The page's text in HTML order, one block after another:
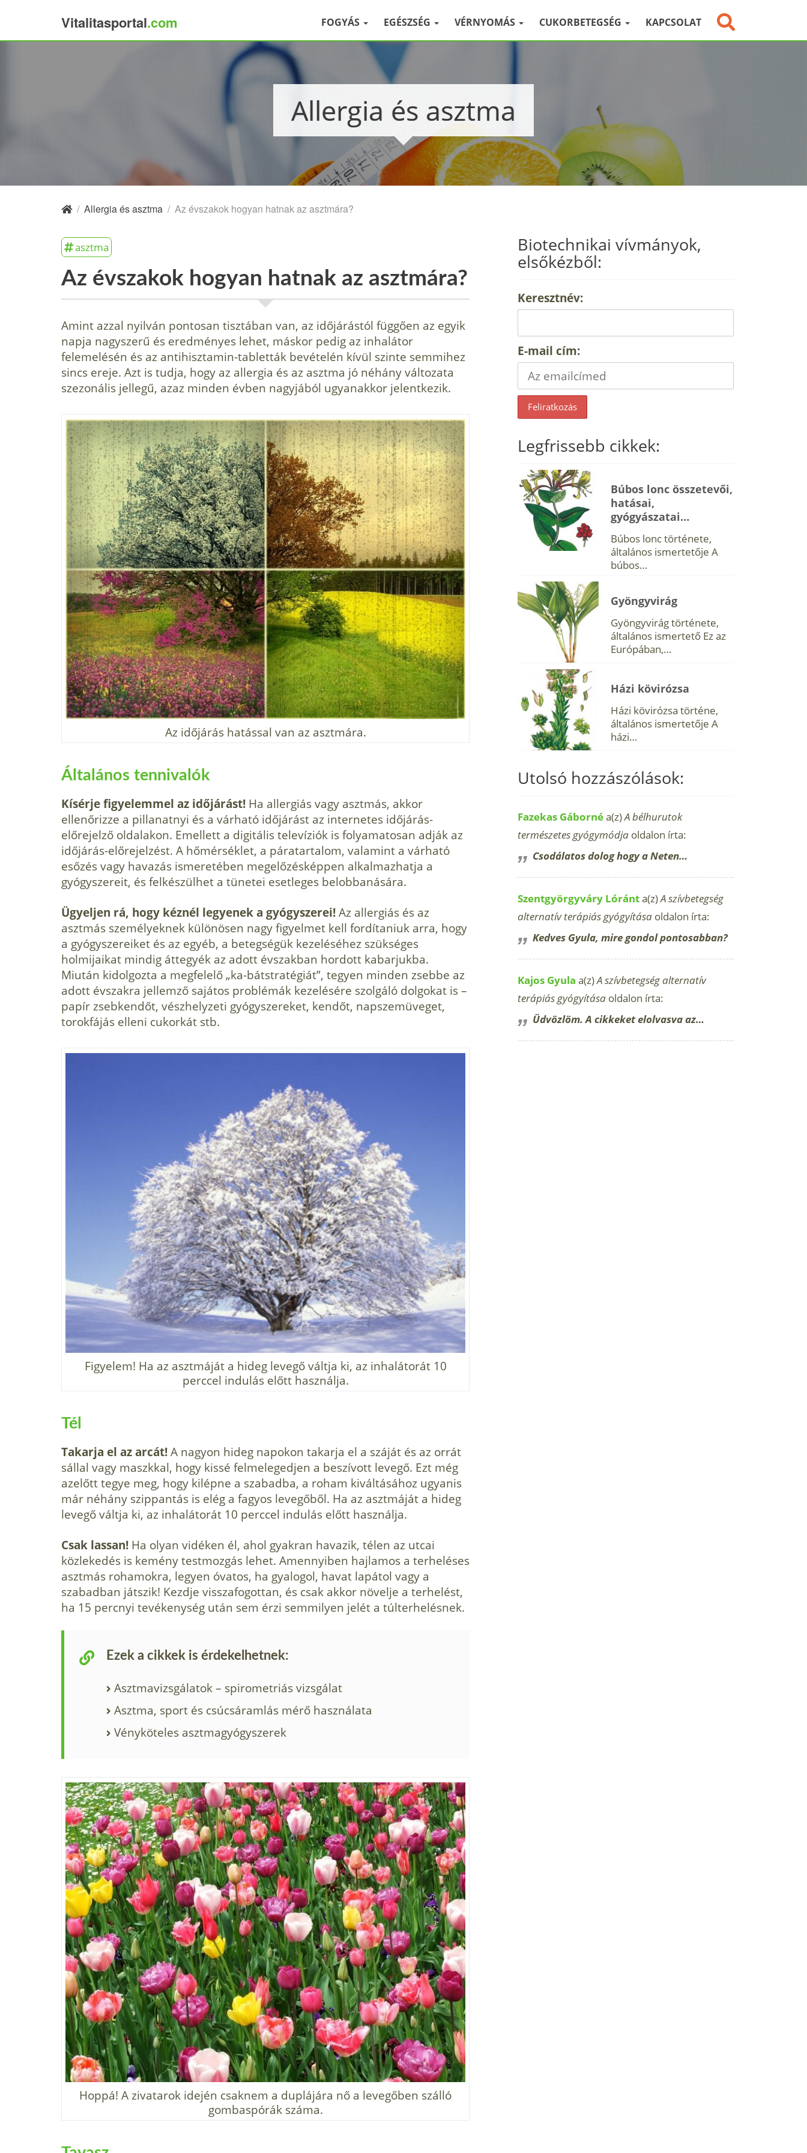
Vitalitasportal.com FOGYÁS EGÉSZSÉG VÉRNYOMÁS CUKORBETEGSÉG KAPCSOLAT
Allergia és asztma
/ Allergia és asztma / Az évszakok hogyan hatnak az asztmára?
asztma
Az évszakok hogyan hatnak az asztmára?
Amint azzal nyilván pontosan tisztában van, az időjárástól függően az egyik
napja nagyszerű és eredmé­nyes lehet, máskor pedig az inhalátor
felemelésén és az antihisztamin-tabletták bevételén kívül szinte semmihez
sincs ereje. Azt is tudja, hogy az allergia és az asztma jó néhány változata
szezonális jellegű, azaz minden évben nagyjából ugyanakkor jelentkezik.
Az időjárás hatással van az asztmára.
Általános tennivalók
Kísérje figyelemmel az időjárást! Ha allergiás vagy asztmás, akkor
ellenőrizze a pillanatnyi és a várható időjárást az internetes időjárás-
előrejelző oldalakon. Emellett a digitális televíziók is folyamatosan adják az
időjárás-előrejelzést. A hőmérséklet, a páratartalom, valamint a várható
esőzés vagy havazás ismeretében megelőzésképpen alkalmazhatja a
gyógysze­reit, és felkészülhet a tünetei esetleges belobbanására.
Ügyeljen rá, hogy kéznél legyenek a gyógy­szerei!Az allergiás és az
asztmás személyek­nek különösen nagy figyelmet kell fordítaniuk arra, hogy
a gyógyszereiket és az egyéb, a be­tegségük kezeléséhez szükséges
holmijaikat mindig áttegyék az adott évszakban hordott kabarjukba.
Miután kidolgozta a megfelelő „ka-bátstratégiát”, tegyen minden zsebbe az
adott évszakra jellemző sajátos problémák kezelésére szolgáló dolgokat is –
papír zsebkendőt, vész­helyzeti gyógyszereket, kendőt, napszemüve­get,
torokfájás elleni cukorkát stb.
Figyelem! Ha az asztmáját a hideg levegő váltja ki, az inhalátorát 10
perccel indulás előtt használja.
Tél
Takarja el az arcát!A nagyon hideg napo­kon takarja el a száját és az orrát
sállal vagy maszkkal, hogy kissé felmelegedjen a beszívott levegő. Ezt még
azelőtt tegye meg, hogy kilép­ne a szabadba, a roham kiváltásához ugyanis
már néhány szippantás is elég a fagyos levegő­ből. Ha az asztmáját a hideg
levegő váltja ki, az inhalátorát 10 perccel indulás előtt használja.
Csak lassan! Ha olyan vidéken él, ahol gyakran havazik, télen az utcai
közlekedés is kemény testmozgás lehet. Amennyiben hajlamos a ter­heléses
asztmás rohamokra, legyen óvatos, ha gyalogol, havat lapátol vagy a
szabadban játszik! Kezdje visszafogottan, és csak akkor növelje a terhelést,
ha 15 percnyi tevékenység után sem érzi semmilyen jelét a túlterhelésnek.
Ezek a cikkek is érdekelhetnek:
Asztmavizsgálatok – spirometriás vizsgálat
Asztma, sport és csúcsáramlás mérő használata
Vényköteles asztmagyógyszerek
Hoppá! A zivata­rok idején csaknem a duplájára nő a levegőben szálló
gombaspórák száma.
Biotechnikai vívmányok,
elsőkézből:
Keresztnév:
E-mail cím:
Legfrissebb cikkek:
Búbos lonc összetevői,
hatásai,
gyógyászatai…
Búbos lonc története,
általános ismertetője A
búbos…
Gyöngyvirág
Gyöngyvirág története,
általános ismertető Ez az
Európában,…
Házi kövirózsa
Házi kövirózsa történe,
általános ismertetője A
házi…
Utolsó hozzászólások:
Fazekas Gábornéa(z)A bélhurutok
természetes gyógymódja oldalon írta:
Csodálatos dolog hogy a Neten…
Szentgyörgyváry Lóránta(z)A szívbetegség
alternatív terápiás gyógyítása oldalon írta:
Kedves Gyula, mire gondol pontosabban?
Kajos Gyula a(z)A szívbetegség alternatív
terápiás gyógyítása oldalon írta:
Üdvözlöm. A cikkeket elolvasva az…
×